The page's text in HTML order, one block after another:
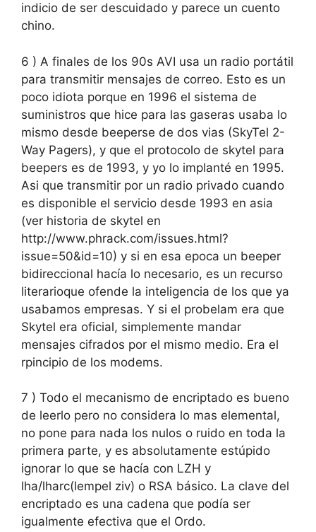
indicio de ser descuidado y parece un cuento
chino.
6 ) A finales de los 90s AVI usa un radio portátil
para transmitir mensajes de correo. Esto es un
poco idiota porque en 1996 el sistema de
suministros que hice para las gaseras usaba lo
mismo desde beeperse de dos vias (SkyTel 2-
Way Pagers), y que el protocolo de skytel para
beepers es de 1993, y yo lo implanté en 1995.
Asi que transmitir por un radio privado cuando
es disponible el servicio desde 1993 en asia
(ver historia de skytel en
http://www.phrack.com/issues.html?
issue=50&id=10) y si en esa epoca un beeper
bidireccional hacía lo necesario, es un recurso
literarioque ofende la inteligencia de los que ya
usabamos empresas. Y si el probelam era que
Skytel era oficial, simplemente mandar
mensajes cifrados por el mismo medio. Era el
rpincipio de los modems.
7 ) Todo el mecanismo de encriptado es bueno
de leerlo pero no considera lo mas elemental,
no pone para nada los nulos o ruido en toda la
primera parte, y es absolutamente estúpido
ignorar lo que se hacía con LZH y
lha/lharc(lempel ziv) o RSA básico. La clave del
encriptado es una cadena que podía ser
igualmente efectiva que el Ordo.